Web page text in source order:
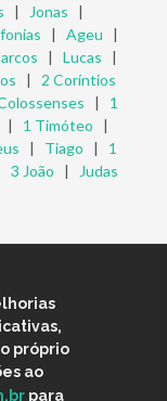
| Jonas |
| Ageu |
| Lucas |
| 2 Coríntios
| 1
| 1 Timóteo |
| Tiago | 1
3 João |
Judas
próprio
ao
para